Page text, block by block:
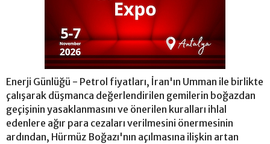
Enerji Günlüğü - Petrol fiyatları, İran'ın Umman ile birlikte
çalışarak düşmanca değerlendirilen gemilerin boğazdan
geçişinin yasaklanmasını ve önerilen kuralları ihlal
edenlere ağır para cezaları verilmesini önermesinin
ardından, Hürmüz Boğazı'nın açılmasına ilişkin artan